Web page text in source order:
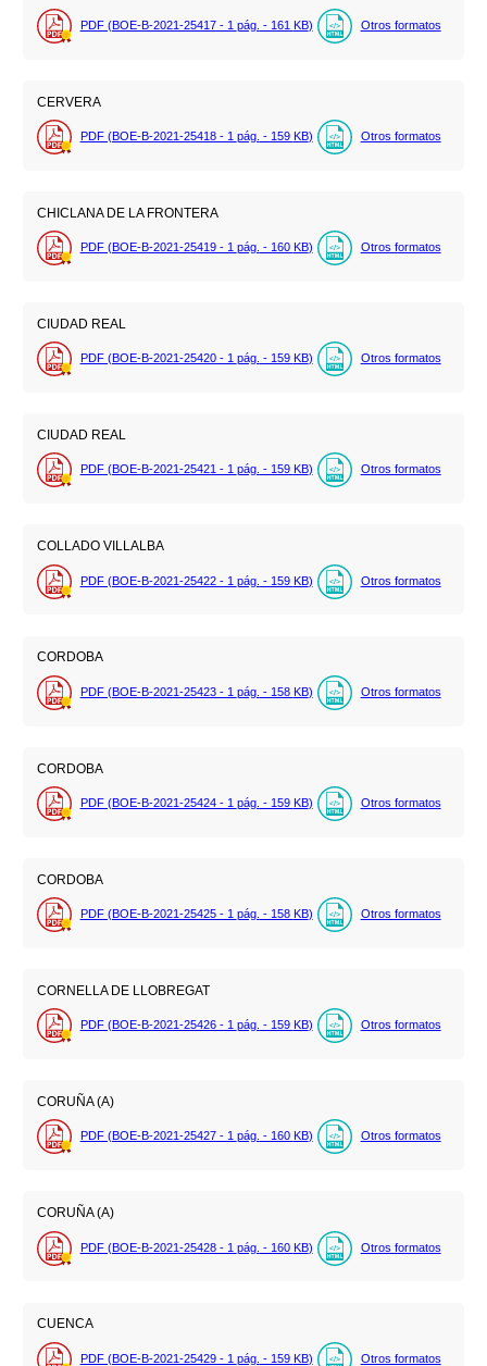
PDF (BOE-B-2021-25417 - 1 pág. - 161 KB) Otros formatos
CERVERA
PDF (BOE-B-2021-25418 - 1 pág. - 159 KB) Otros formatos
CHICLANA DE LA FRONTERA
PDF (BOE-B-2021-25419 - 1 pág. - 160 KB) Otros formatos
CIUDAD REAL
PDF (BOE-B-2021-25420 - 1 pág. - 159 KB) Otros formatos
CIUDAD REAL
PDF (BOE-B-2021-25421 - 1 pág. - 159 KB) Otros formatos
COLLADO VILLALBA
PDF (BOE-B-2021-25422 - 1 pág. - 159 KB) Otros formatos
CORDOBA
PDF (BOE-B-2021-25423 - 1 pág. - 158 KB) Otros formatos
CORDOBA
PDF (BOE-B-2021-25424 - 1 pág. - 159 KB) Otros formatos
CORDOBA
PDF (BOE-B-2021-25425 - 1 pág. - 158 KB) Otros formatos
CORNELLA DE LLOBREGAT
PDF (BOE-B-2021-25426 - 1 pág. - 159 KB) Otros formatos
CORUÑA (A)
PDF (BOE-B-2021-25427 - 1 pág. - 160 KB) Otros formatos
CORUÑA (A)
PDF (BOE-B-2021-25428 - 1 pág. - 160 KB) Otros formatos
CUENCA
PDF (BOE-B-2021-25429 - 1 pág. - 159 KB) Otros formatos